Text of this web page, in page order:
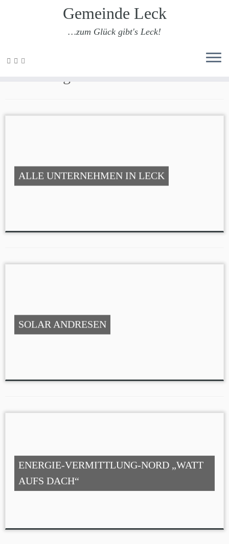
Zum
Gemeinde Leck
…zum Glück gibt's Leck!
ALLE UNTERNEHMEN IN LECK
SOLAR ANDRESEN
ENERGIE-VERMITTLUNG-NORD „WATT
AUFS DACH“